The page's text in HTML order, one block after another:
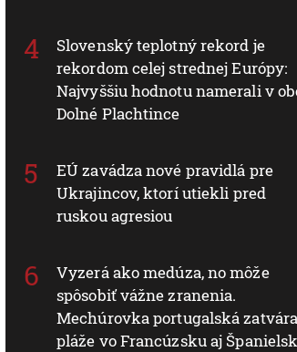
Slovenský teplotný rekord je
rekordom celej strednej Európy:
Najvyššiu hodnotu namerali v
Dolné Plachtince
EÚ zavádza nové pravidlá pre
Ukrajincov, ktorí utiekli pred
ruskou agresiou
Vyzerá ako medúza, no môže
spôsobiť vážne zranenia.
Mechúrovka portugalská zatvára
pláže vo Francúzsku aj